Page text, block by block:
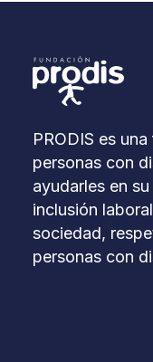
PRODIS es
personas con
ayudarles en
inclusión
sociedad,
personas con